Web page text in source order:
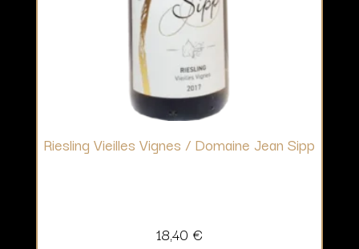
Riesling Vieilles Vignes / Domaine Jean Sipp
18,40 €